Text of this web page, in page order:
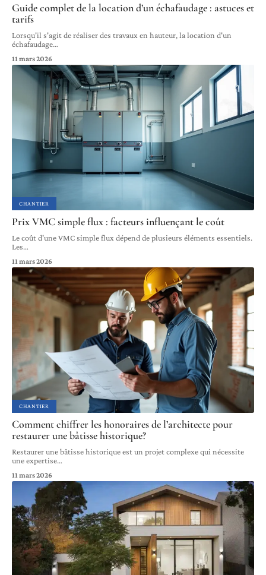
Guide complet de la location d’un échafaudage : astuces et
tarifs
Lorsqu'il s'agit de réaliser des travaux en hauteur, la location d'un
échafaudage…
11 mars 2026
CHANTIER
Prix VMC simple flux : facteurs influençant le coût
Le coût d'une VMC simple flux dépend de plusieurs éléments essentiels.
Les…
11 mars 2026
CHANTIER
Comment chiffrer les honoraires de l’architecte pour
restaurer une bâtisse historique?
Restaurer une bâtisse historique est un projet complexe qui nécessite
une expertise…
11 mars 2026